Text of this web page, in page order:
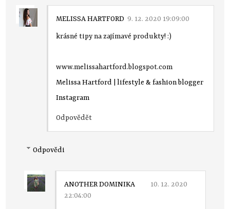
MELISSA HARTFORD 9. 12. 2020 19:09:00
krásné tipy na zajímavé produkty! :)
www.melissahartford.blogspot.com
Melissa Hartford | lifestyle & fashion blogger
Instagram
Odpovědět
Odpovědi
ANOTHER DOMINIKA
10. 12. 2020
22:04:00